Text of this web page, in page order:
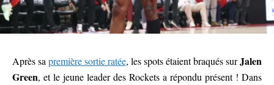
Après sapremière sortie ratée, les spots étaient braqués surJalen
Green, et le jeune leader des Rockets a répondu présent ! Dans